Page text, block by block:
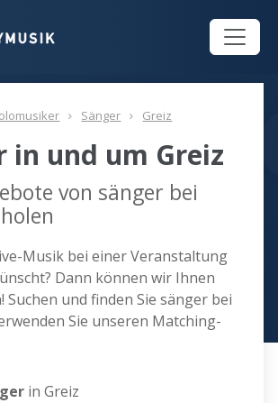
Sänger Greiz
in und um Greiz
von sänger bei
Musik bei einer Veranstaltung
Dann können wir Ihnen
Suchen und finden Sie sänger bei
Sie unseren Matching-
in Greiz